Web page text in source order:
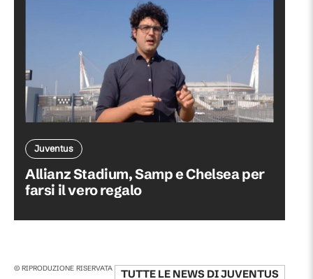
Juventus
Allianz Stadium, Samp e Chelsea per
farsi il vero regalo
© RIPRODUZIONE RISERVATA TUTTE LE NEWS DIJUVENTUS